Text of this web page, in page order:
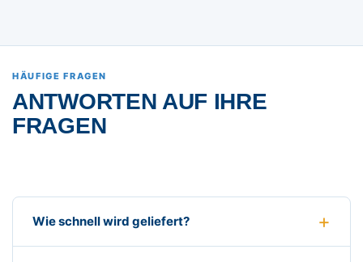
HÄUFIGE FRAGEN
ANTWORTEN AUF IHRE
FRAGEN
Wie schnell wird geliefert?